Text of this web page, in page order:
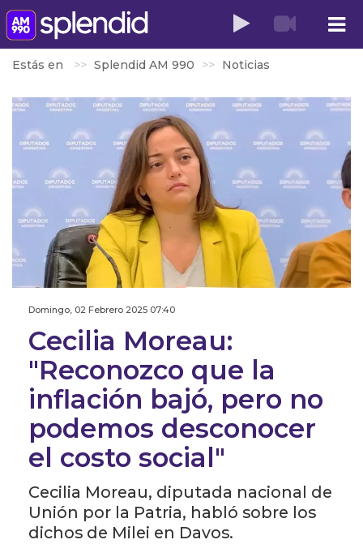
Estás en Splendid AM 990 Noticias
Domingo, 02 Febrero 2025 07:40
Cecilia Moreau:
"Reconozco que la
inflación bajó, pero no
podemos desconocer
el costo social"
Cecilia Moreau, diputada nacional de
Unión por la Patria, habló sobre los
dichos de Milei en Davos.